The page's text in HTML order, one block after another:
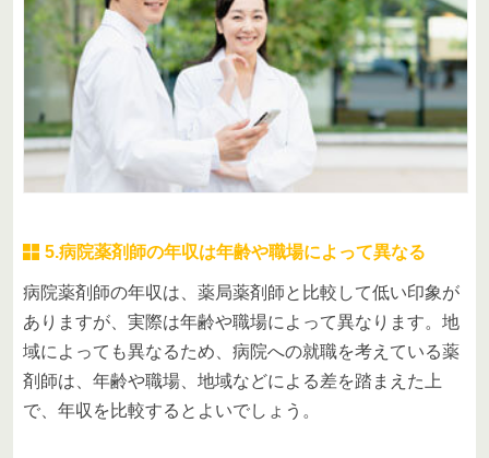
5.病院薬剤師の年収は年齢や職場によって異なる
病院薬剤師の年収は、薬局薬剤師と比較して低い印象が
ありますが、実際は年齢や職場によって異なります。地
域によっても異なるため、病院への就職を考えている薬
剤師は、年齢や職場、地域などによる差を踏まえた上
で、年収を比較するとよいでしょう。